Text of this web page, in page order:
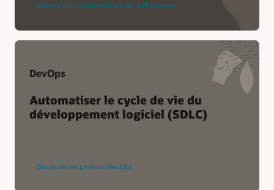
Obtenir plus d'informations sur API Gateway
DevOps
Automatiser le cycle de vie du
développement logiciel (SDLC)
Découvrir les produits DevOps